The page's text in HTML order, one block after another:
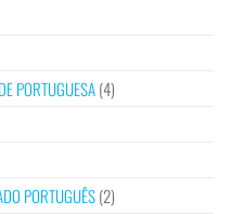
PORTUGUESA(4)
PORTUGUÊS(2)